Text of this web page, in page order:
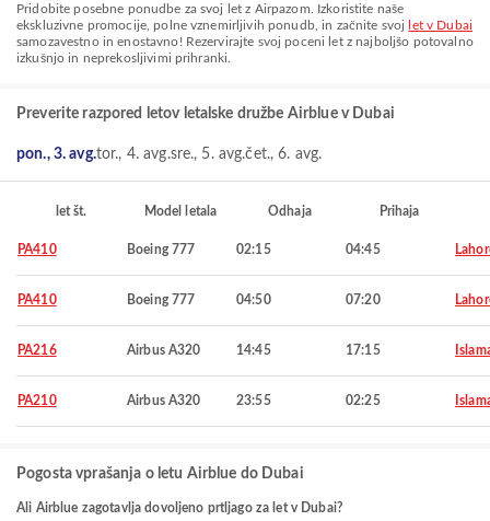
Pridobite posebne ponudbe za svoj let z Airpazom. Izkoristite naše
ekskluzivne promocije, polne vznemirljivih ponudb, in začnite svoj
let v Dubai
samozavestno in enostavno! Rezervirajte svoj poceni let z najboljšo potovalno
izkušnjo in neprekosljivimi prihranki.
Preverite razpored letov letalske družbe Airblue v Dubai
pon., 3. avg.tor., 4. avg.sre., 5. avg.čet., 6. avg.
let št. Model letala Odhaja Prihaja
PA410 Boeing 777 02:15 04:45
PA410 Boeing 777 04:50 07:20
PA216 Airbus A320 14:45 17:15
PA210 Airbus A320 23:55 02:25
Pogosta vprašanja o letu Airblue do Dubai
Ali Airblue zagotavlja dovoljeno prtljago za let v Dubai?